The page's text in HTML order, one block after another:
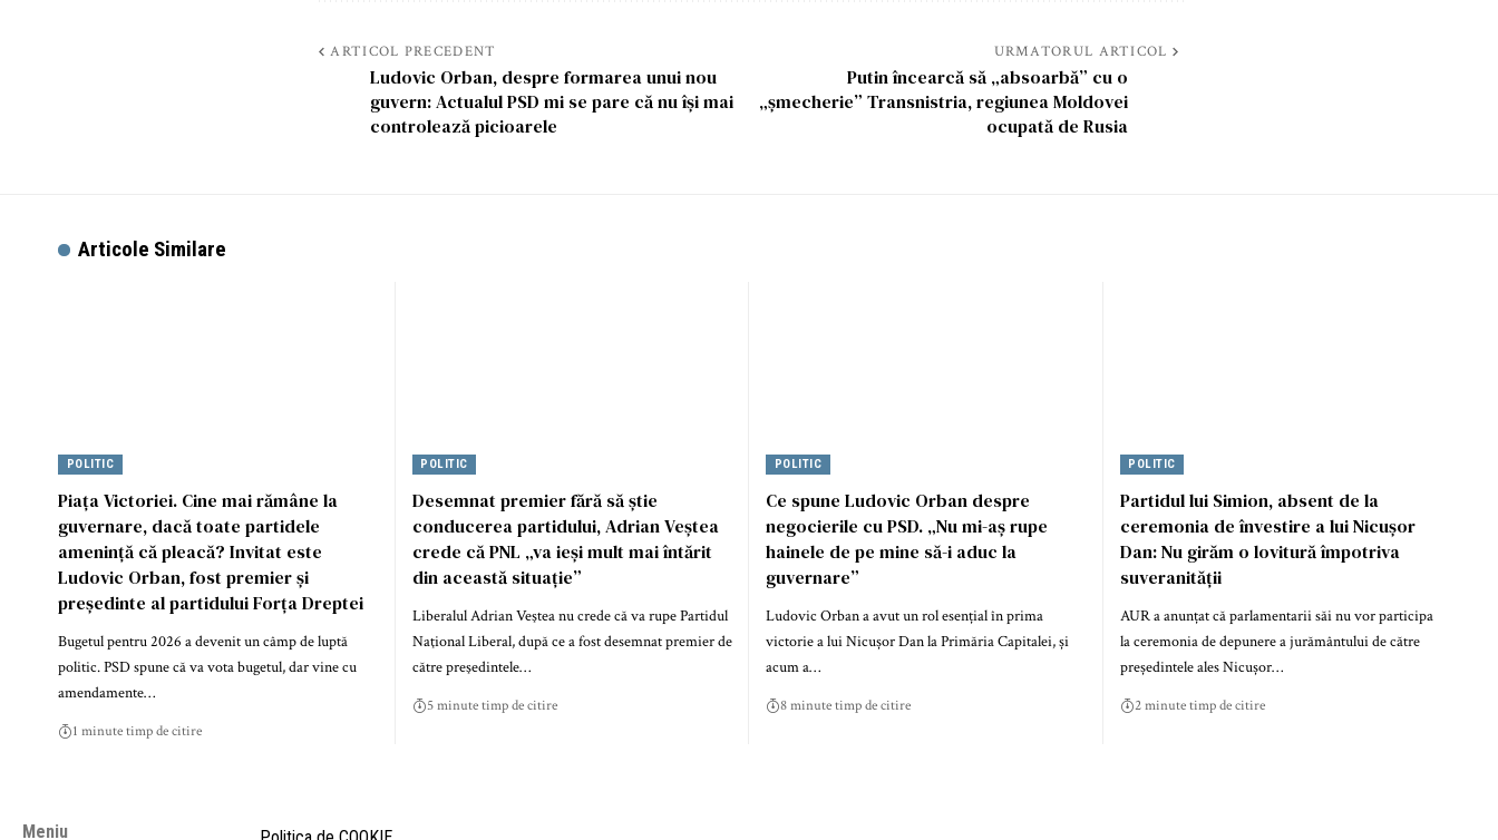
ARTICOL PRECEDENT
Ludovic Orban, despre formarea unui nou
guvern: Actualul PSD mi se pare că nu își mai
controlează picioarele
URMATORUL ARTICOL
Putin încearcă să „absoarbă” cu o
„șmecherie” Transnistria, regiunea Moldovei
ocupată de Rusia
Articole Similare
POLITIC
Piața Victoriei. Cine mai rămâne la
guvernare, dacă toate partidele
amenință că pleacă? Invitat este
Ludovic Orban, fost premier și
președinte al partidului Forța Dreptei
Bugetul pentru 2026 a devenit un câmp de luptă
politic. PSD spune că va vota bugetul, dar vine cu
amendamente…
1 minute timp de citire
POLITIC
Desemnat premier fără să știe
conducerea partidului, Adrian Veștea
crede că PNL „va ieși mult mai întărit
din această situație”
Liberalul Adrian Veştea nu crede că va rupe Partidul
Naţional Liberal, după ce a fost desemnat premier de
către preşedintele…
5 minute timp de citire
POLITIC
Ce spune Ludovic Orban despre
negocierile cu PSD. „Nu mi-aș rupe
hainele de pe mine să-i aduc la
guvernare”
Ludovic Orban a avut un rol esențial în prima
victorie a lui Nicușor Dan la Primăria Capitalei, și
acum a…
8 minute timp de citire
POLITIC
Partidul lui Simion, absent de la
ceremonia de învestire a lui Nicușor
Dan: Nu girăm o lovitură împotriva
suveranității
AUR a anunțat că parlamentarii săi nu vor participa
la ceremonia de depunere a jurământului de către
președintele ales Nicușor…
2 minute timp de citire
Meniu